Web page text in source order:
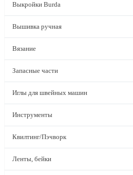
Выкройки Burda
Вышивка ручная
Вязание
Запасные части
Иглы для швейных машин
Инструменты
Квилтинг/Пэчворк
Ленты, бейки